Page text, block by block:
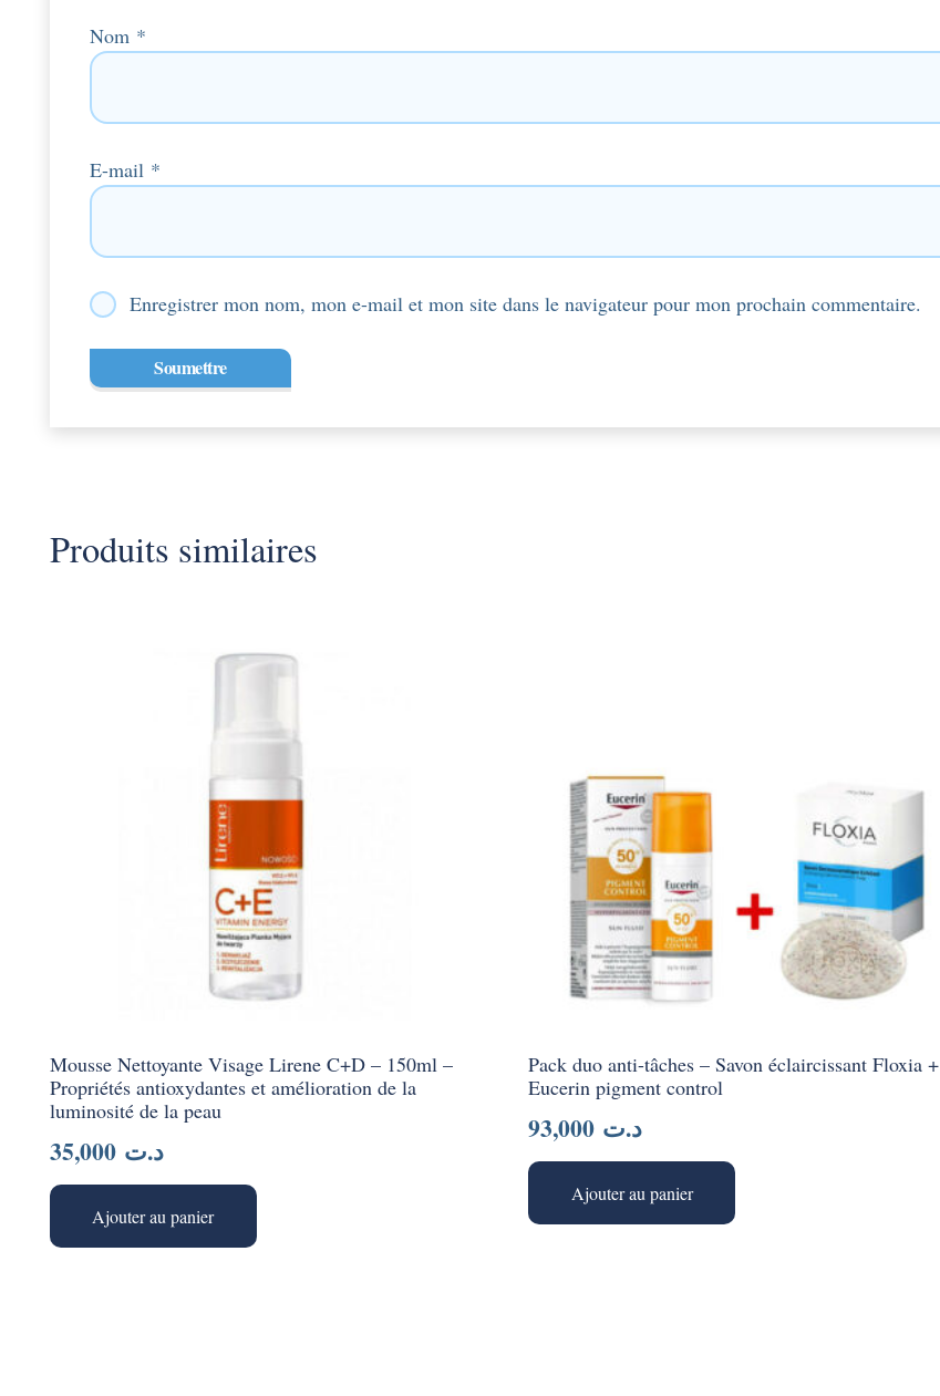
Nom *
E-mail *
Enregistrer mon nom, mon e-mail et mon site dans le navigateur pour mon prochain commentaire.
Produits similaires
Mousse Nettoyante Visage Lirene C+D – 150ml –
Propriétés antioxydantes et amélioration de la
luminosité de la peau
د.ت
Ajouter au panier
Pack duo anti-tâches – Savon éclaircissant Floxia +
Eucerin pigment control
د.ت
Ajouter au panier